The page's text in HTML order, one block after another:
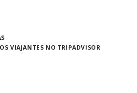
VIAJANTES NO TRIPADVISOR